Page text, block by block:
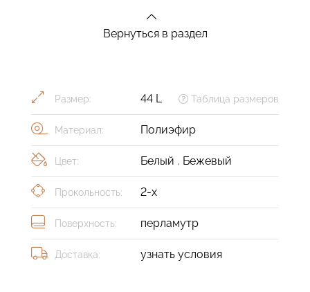
Вернуться в раздел
Размер: 44 L Таблица размеров
Материал: Полиэфир
Цвет: Белый , Бежевый
Прокольность: 2-х
Поверхность: перламутр
Доставка: узнать условия